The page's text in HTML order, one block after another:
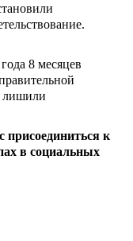
8 месяцев
лишили
присоединиться к
в социальных